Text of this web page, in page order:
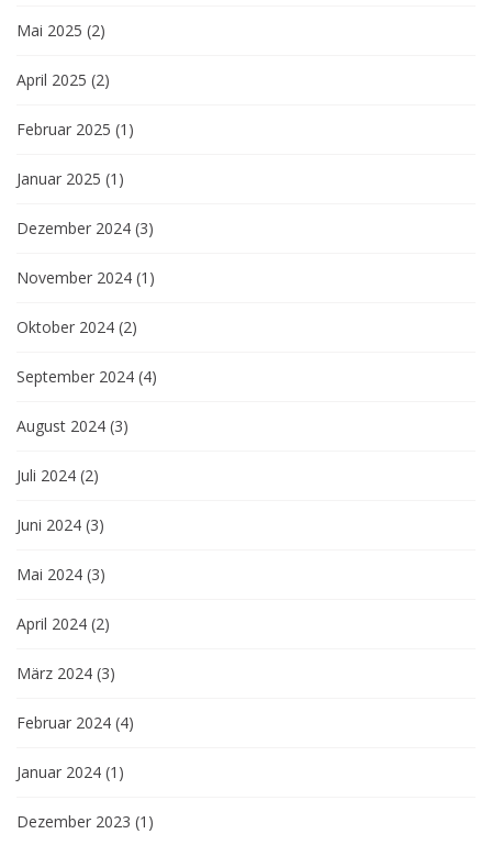
Mai 2025 (2)
April 2025 (2)
Februar 2025 (1)
Januar 2025 (1)
Dezember 2024 (3)
November 2024 (1)
Oktober 2024 (2)
September 2024 (4)
August 2024 (3)
Juli 2024 (2)
Juni 2024 (3)
Mai 2024 (3)
April 2024 (2)
März 2024 (3)
Februar 2024 (4)
Januar 2024 (1)
Dezember 2023 (1)